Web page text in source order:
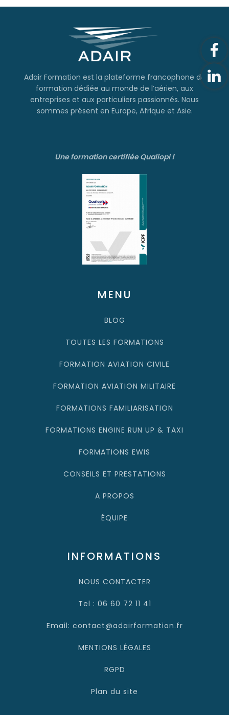
Adair Formation est la plateforme francophone de
formation dédiée au monde de l’aérien, aux
entreprises et aux particuliers passionnés. Nous
sommes présent en Europe, Afrique et Asie.
Une formation certifiée Qualiopi !
MENU
BLOG
TOUTES LES FORMATIONS
FORMATION AVIATION CIVILE
FORMATION AVIATION MILITAIRE
FORMATIONS FAMILIARISATION
FORMATIONS ENGINE RUN UP & TAXI
FORMATIONS EWIS
CONSEILS ET PRESTATIONS
A PROPOS
ÉQUIPE
INFORMATIONS
NOUS CONTACTER
Tel : 06 60 72 11 41
Email: contact@adairformation.fr
MENTIONS LÉGALES
RGPD
Plan du site